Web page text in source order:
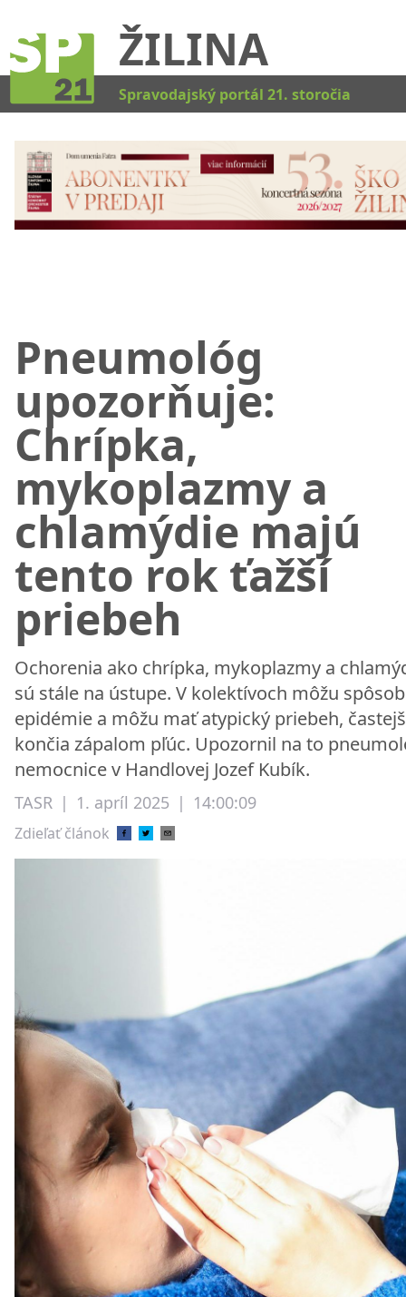
ŽILINA
Spravodajský portál 21. storočia
Pneumológ
upozorňuje:
Chrípka,
mykoplazmy a
chlamýdie majú
tento rok ťažší
priebeh
Ochorenia ako chrípka, mykoplazmy a
sú stále na ústupe. V kolektívoch môžu
epidémie a môžu mať atypický priebeh,
končia zápalom pľúc. Upozornil na to
nemocnice v Handlovej Jozef Kubík.
TASR | 1. apríl 2025 | 14:00:09
Zdieľať článok